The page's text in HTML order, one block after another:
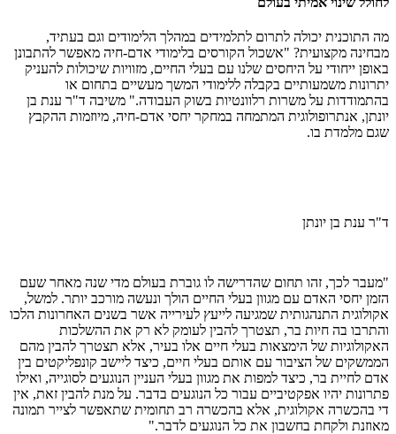
מה התוכנית יכולה לתרום לתלמידים במהלך הלימודים וגם בעתיד,
מבחינה מקצועית? "אשכול הקורסים בלימודי אדם-חיה מאפשר להתבונן
באופן ייחודי על היחסים שלנו עם בעלי החיים, מזוויות שיכולות להעניק
יתרונות משמעותיים בקבלה ללימודי המשך מעשיים בתחום או
בהתמודדות על משרות רלוונטיות בשוק העבודה." משיבה ד"ר ענת בן
יונתן, אנתרופולוגית המתמחה במחקר יחסי אדם-חיה, מיוזמות ההקבץ
שגם מלמדת בו.
ד"ר ענת בן יונתן
"מעבר לכך, זהו תחום שהדרישה לו גוברת בעולם מדי שנה מאחר שעם
הזמן יחסי האדם עם מגוון בעלי החיים הולך ונעשה מורכב יותר. למשל,
אקולוגית התנהגותית שמגיעה לייעץ לעירייה אשר בשנים האחרונות הלכו
והתרבו בה חיות בר, תצטרך להבין לעומק לא רק את ההשלכות
האקולוגיות של הימצאות בעלי חיים אלו בעיר, אלא תצטרך להבין מהם
הממשקים של הציבור עם אותם בעלי חיים, כיצד ליישב קונפליקטים בין
אדם לחיית בר, כיצד למפות את מגוון בעלי העניין הנוגעים לסוגייה, ואילו
פתרונות יהיו אפקטיביים עבור כל הנוגעים בדבר. על מנת להבין זאת, אין
די בהכשרה אקולוגית, אלא בהכשרה רב תחומית שתאפשר לצייר תמונה
מאוזנת ולקחת בחשבון את כל הנוגעים לדבר."